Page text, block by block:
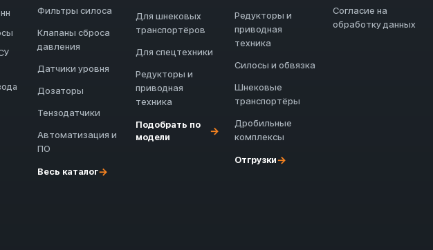
Фильтры силоса
Клапаны сброса
давления
Датчики уровня
Дозаторы
Тензодатчики
Автоматизация и
ПО
Весь каталог→
Для шнековых
транспортёров
Для спецтехники
Редукторы и
приводная
техника
Подобрать по
модели
→
Редукторы и
приводная
техника
Силосы и обвязка
Шнековые
транспортёры
Дробильные
комплексы
Отгрузки→
Согласие на
обработку данных